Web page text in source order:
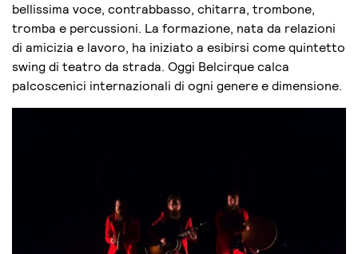
bellissima voce, contrabbasso, chitarra, trombone,
tromba e percussioni. La formazione, nata da relazioni
di amicizia e lavoro, ha iniziato a esibirsi come quintetto
swing di teatro da strada. Oggi Belcirque calca
palcoscenici internazionali di ogni genere e dimensione.